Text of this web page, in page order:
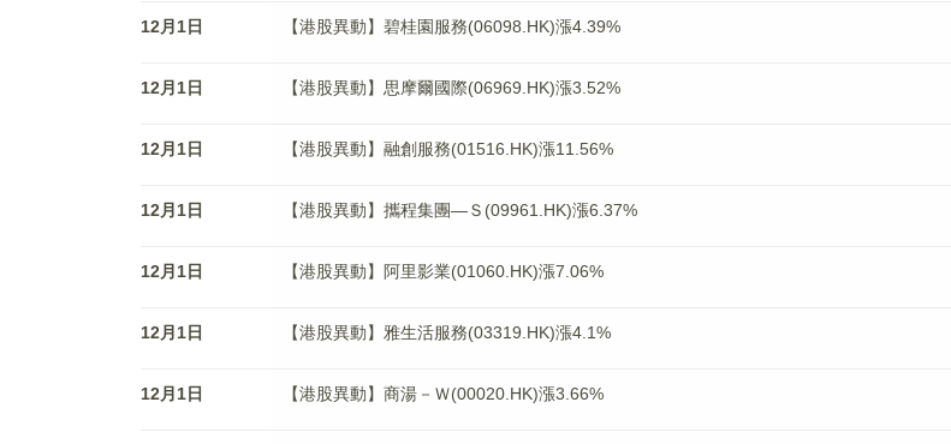
12月1日 【港股異動】碧桂園服務(06098.HK)漲4.39%
12月1日 【港股異動】思摩爾國際(06969.HK)漲3.52%
12月1日 【港股異動】融創服務(01516.HK)漲11.56%
12月1日 【港股異動】攜程集團—Ｓ(09961.HK)漲6.37%
12月1日 【港股異動】阿里影業(01060.HK)漲7.06%
12月1日 【港股異動】雅生活服務(03319.HK)漲4.1%
12月1日 【港股異動】商湯－Ｗ(00020.HK)漲3.66%